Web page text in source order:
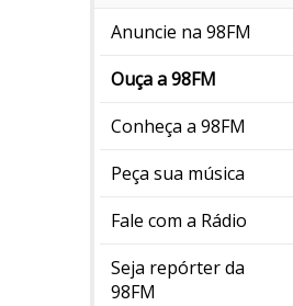
Anuncie na 98FM
Ouça a 98FM
Conheça a 98FM
Peça sua música
Fale com a Rádio
Seja repórter da
98FM